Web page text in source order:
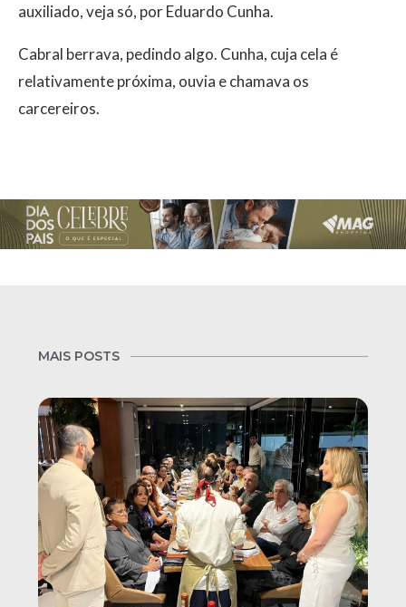
auxiliado, veja só, por Eduardo Cunha.
Cabral berrava, pedindo algo. Cunha, cuja cela é
relativamente próxima, ouvia e chamava os
carcereiros.
MAIS POSTS